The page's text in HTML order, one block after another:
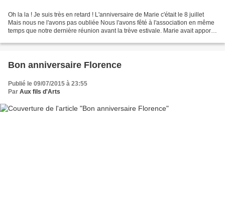
Oh la la ! Je suis très en retard ! L'anniversaire de Marie c'était le 8 juillet
Mais nous ne l'avons pas oubliée Nous l'avons fêté à l'association en même
temps que notre dernière réunion avant la trève estivale. Marie avait apporté
Bon anniversaire Florence
Publié le 09/07/2015 à 23:55
Par Aux fils d'Arts